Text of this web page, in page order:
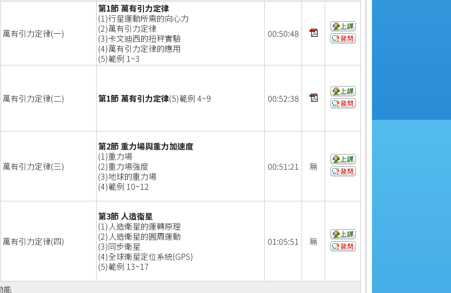
萬有引力定律(一)
第1節 萬有引力定律
(1)行星運動所需的向心力
(2)萬有引力定律
(3)卡文迪西的扭秤實驗
(4)萬有引力定律的應用
(5)範例 1~3
00:50:48
萬有引力定律(二) 第1節 萬有引力定律(5)範例 4~9 00:52:38
萬有引力定律(三)
第2節 重力場與重力加速度
(1)重力場
(2)重力場強度
(3)地球的重力場
(4)範例 10~12
00:51:21 無
萬有引力定律(四)
第3節 人造衛星
(1)人造衛星的運轉原理
(2)人造衛星的圓周運動
(3)同步衛星
(4)全球衛星定位系統(GPS)
(5)範例 13~17
01:05:51 無
能